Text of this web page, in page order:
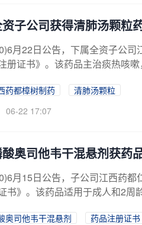
子公司获得清肺汤颗粒
月22日公告，下属全资子公
册证书》。该药品主治痰热咳
药都樟树制药
清肺汤颗粒
06-22 17:07
奥司他韦干混悬剂获药
月15日公告，子公司江西药
书》。该药品适用于成人和2
奥司他韦干混悬剂
药品注册证书